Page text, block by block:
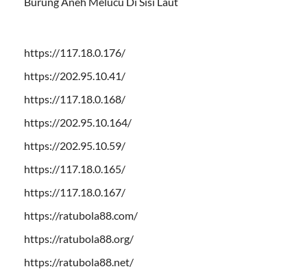
https://117.18.0.176/
https://202.95.10.41/
https://117.18.0.168/
https://202.95.10.164/
https://202.95.10.59/
https://117.18.0.165/
https://117.18.0.167/
https://ratubola88.com/
https://ratubola88.org/
https://ratubola88.net/